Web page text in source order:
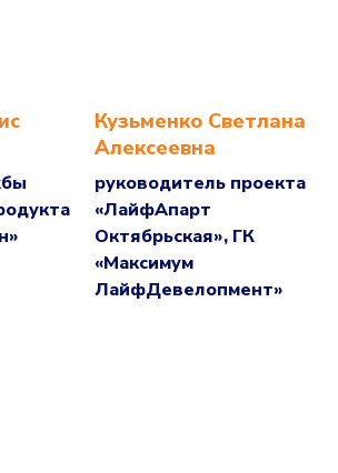
Кузьменко Светлана
Алексеевна
руководитель проекта
«ЛайфАпарт
Октябрьская», ГК
«Максимум
ЛайфДевелопмент»